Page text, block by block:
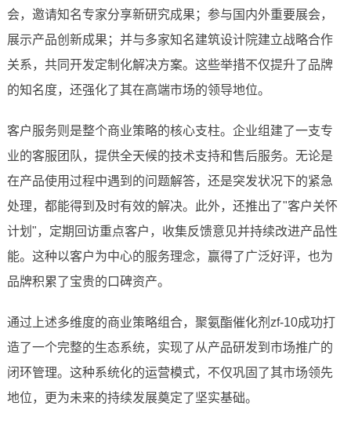
会，邀请知名专家分享新研究成果；参与国内外重要展会，
展示产品创新成果；并与多家知名建筑设计院建立战略合作
关系，共同开发定制化解决方案。这些举措不仅提升了品牌
的知名度，还强化了其在高端市场的领导地位。
客户服务则是整个商业策略的核心支柱。企业组建了一支专
业的客服团队，提供全天候的技术支持和售后服务。无论是
在产品使用过程中遇到的问题解答，还是突发状况下的紧急
处理，都能得到及时有效的解决。此外，还推出了"客户关怀
计划"，定期回访重点客户，收集反馈意见并持续改进产品性
能。这种以客户为中心的服务理念，赢得了广泛好评，也为
品牌积累了宝贵的口碑资产。
通过上述多维度的商业策略组合，聚氨酯催化剂zf-10成功打
造了一个完整的生态系统，实现了从产品研发到市场推广的
闭环管理。这种系统化的运营模式，不仅巩固了其市场领先
地位，更为未来的持续发展奠定了坚实基础。